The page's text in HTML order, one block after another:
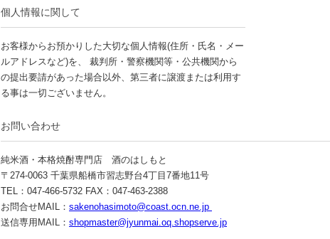
個人情報に関して
お客様からお預かりした大切な個人情報(住所・氏名・メー
ルアドレスなど)を、 裁判所・警察機関等・公共機関から
の提出要請があった場合以外、第三者に譲渡または利用す
る事は一切ございません。
お問い合わせ
純米酒・本格焼酎専門店 酒のはしもと
〒274-0063 千葉県船橋市習志野台4丁目7番地11号
TEL：047-466-5732 FAX：047-463-2388
お問合せMAIL： sakenohasimoto@coast.ocn.ne.jp
送信専用MAIL： shopmaster@jyunmai.oq.shopserve.jp